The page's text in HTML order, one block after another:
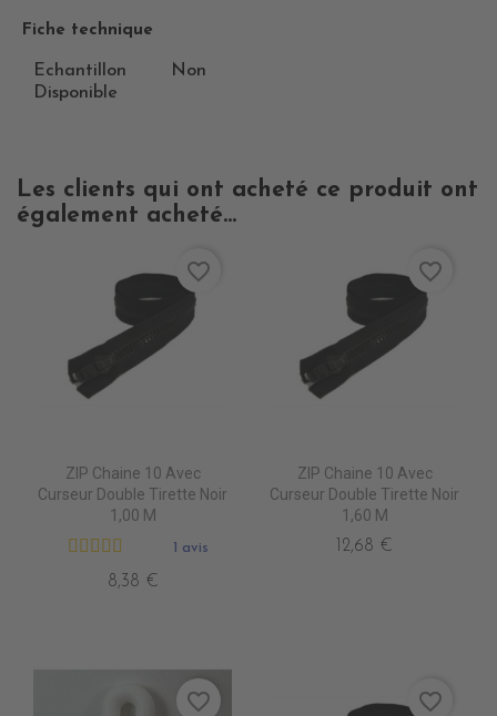
Fiche technique
Echantillon
Disponible
Non
Les clients qui ont acheté ce produit ont
également acheté...
ZIP Chaine 10 Avec
Curseur Double Tirette Noir
1,00 M
1 avis
8,38 €
favorite_border
ZIP Chaine 10 Avec
Curseur Double Tirette Noir
1,60 M
12,68 €
favorite_border
favorite_border favorite_border